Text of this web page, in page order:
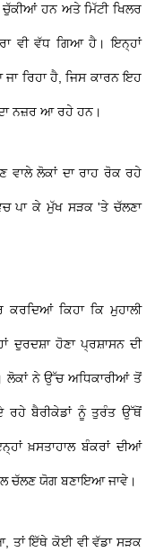
ਹਨ ਅਤੇ ਮਿੱਟੀ ਖਿਲਰ
ਵੀ ਵੱਧ ਗਿਆ ਹੈ। ਇਨ੍ਹਾਂ
ਰਿਹਾ ਹੈ, ਜਿਸ ਕਾਰਨ ਇਹ
ਨਜ਼ਰ ਆ ਰਹੇ ਹਨ।
ਵਾਲੇ ਲੋਕਾਂ ਦਾ ਰਾਹ ਰੋਕ ਰਹੇ
ਪਾ ਕੇ ਮੁੱਖ ਸੜਕ 'ਤੇ ਚੱਲਣਾ
ਕਰਦਿਆਂ ਕਿਹਾ ਕਿ ਮੁਹਾਲੀ
ਦੁਰਦਸ਼ਾ ਹੋਣਾ ਪ੍ਰਸ਼ਾਸਨ ਦੀ
ਲੋਕਾਂ ਨੇ ਉੱਚ ਅਧਿਕਾਰੀਆਂ ਤੋਂ
ਰਹੇ ਬੈਰੀਕੇਡਾਂ ਨੂੰ ਤੁਰੰਤ ਉੱਥੋਂ
ਖ਼ਸਤਾਹਾਲ ਬੰਕਰਾਂ ਦੀਆਂ
ਚੱਲਣ ਯੋਗ ਬਣਾਇਆ ਜਾਵੇ।
ਤਾਂ ਇੱਥੇ ਕੋਈ ਵੀ ਵੱਡਾ ਸੜਕ